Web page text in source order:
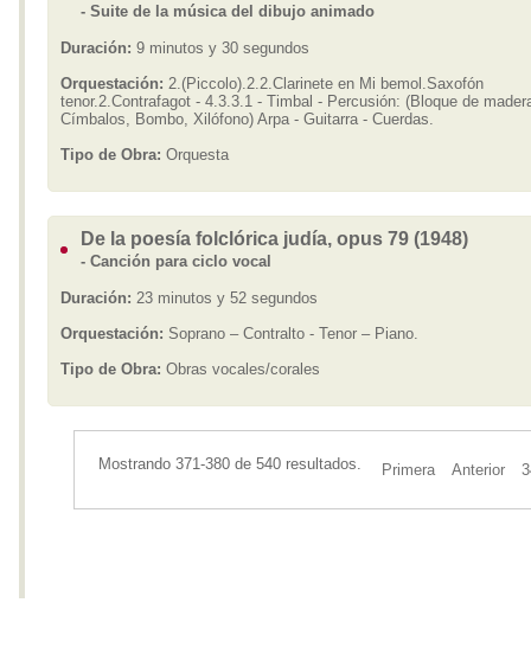
- Suite de la música del dibujo animado
Duración: 9 minutos y 30 segundos
Orquestación: 2.(Piccolo).2.2.Clarinete en Mi bemol.Saxofón
tenor.2.Contrafagot - 4.3.3.1 - Timbal - Percusión: (Bloque de
Címbalos, Bombo, Xilófono) Arpa - Guitarra - Cuerdas.
Tipo de Obra: Orquesta
De la poesía folclórica judía, opus 79 (1948)
- Canción para ciclo vocal
Duración: 23 minutos y 52 segundos
Orquestación: Soprano – Contralto - Tenor – Piano.
Tipo de Obra: Obras vocales/corales
Mostrando 371-380 de 540 resultados. Primera Anterior